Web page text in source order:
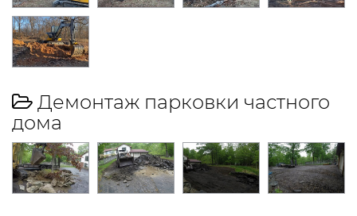
Демонтаж парковки частного
дома